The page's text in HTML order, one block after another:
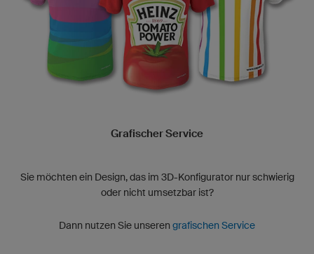
Grafischer Service
Sie möchten ein Design, das im 3D-Konfigurator nur schwierig
oder nicht umsetzbar ist?
Dann nutzen Sie unseren grafischen Service